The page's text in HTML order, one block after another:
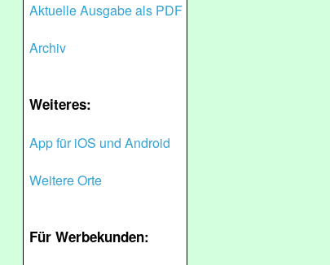
Aktuelle Ausgabe als PDF
Archiv
Weiteres:
App für iOS und Android
Weitere Orte
Für Werbekunden: